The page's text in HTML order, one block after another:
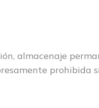
almacenaje
prohibida